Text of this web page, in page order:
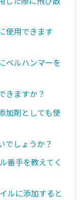
使用できます
ベルハンマーを
きますか？
加剤としても使
でしょうか？
番手を教えてく
ルに添加すると